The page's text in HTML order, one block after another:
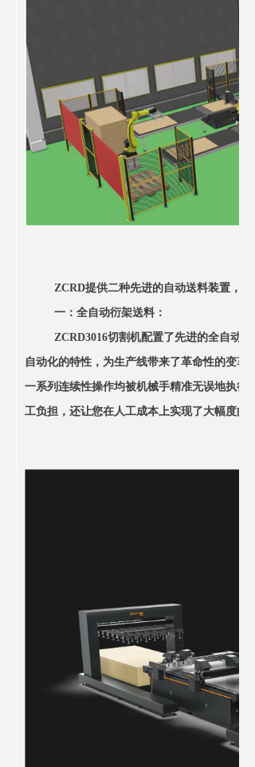
ZCRD提供二种先进的自动送料装置，
一：全自动衍架送料：
ZCRD3016切割机配置了先进的全自动
自动化的特性，为生产线带来了革命性的变
一系列连续性操作均被机械手精准无误地执
工负担，还让您在人工成本上实现了大幅度的